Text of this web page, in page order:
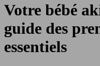
Votre bébé
guide des
essentiels